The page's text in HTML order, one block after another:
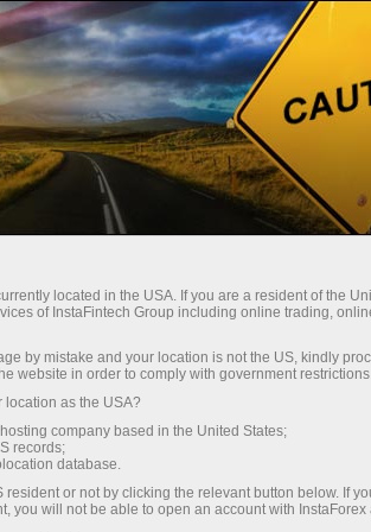
Tải nền tảng giao dịch Metatrader
cho nhà đầu
tư
Dành cho đối tác Các
located in the USA. If you are a resident of the
of InstaFintech Group including online trading,
by mistake and your location is not the US, kindly
website in order to comply with government
location as the USA?
company based in the United States;
records;
database.
or not by clicking the relevant button below. If
you will not be able to open an account with InstaForex